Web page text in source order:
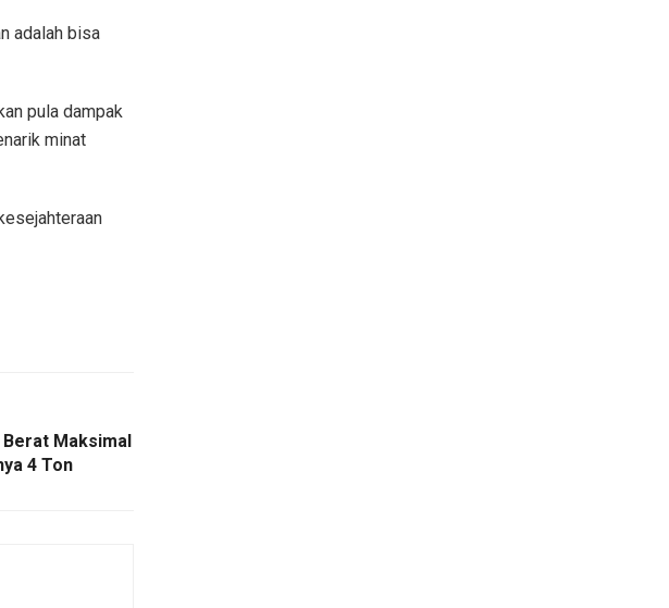
adalah bisa
pula dampak
minat
Maksimal
4 Ton